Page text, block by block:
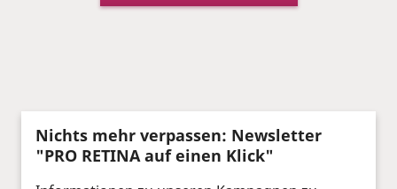
Nichts mehr verpassen: Newsletter
"PRO RETINA auf einen Klick"